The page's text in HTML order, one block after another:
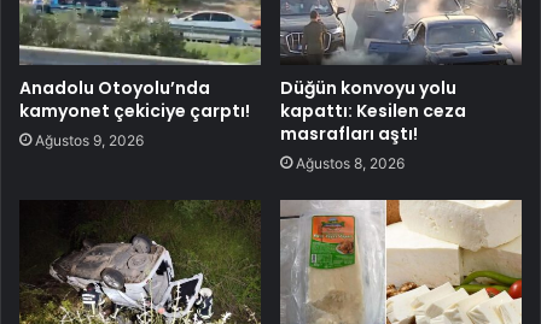
Anadolu Otoyolu’nda
kamyonet çekiciye çarptı!
Ağustos 9, 2026
Düğün konvoyu yolu
kapattı: Kesilen ceza
masrafları aştı!
Ağustos 8, 2026